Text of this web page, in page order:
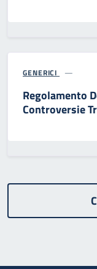
GENERICI
Regolamento
Controversie